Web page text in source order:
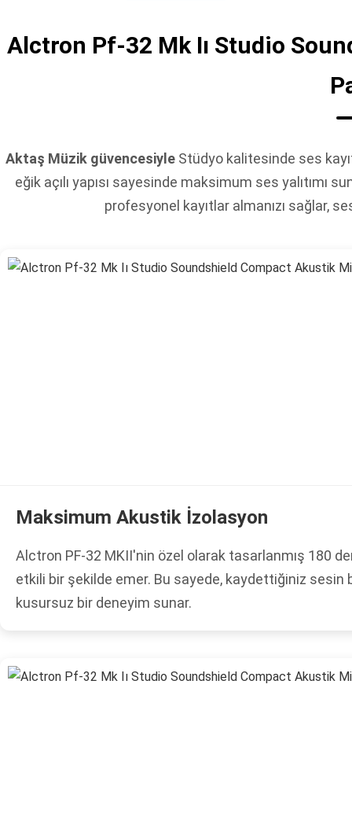
Alctron Pf-32 Mk Iı Studio
Aktaş Müzik güvencesiyle Stüdyo kalitesinde ses
eğik açılı yapısı sayesinde maksimum ses yalıtımı
profesyonel kayıtlar almanızı sağlar,
Maksimum Akustik İzolasyon
Alctron PF-32 MKII'nin özel olarak tasarlanmış 180
etkili bir şekilde emer. Bu sayede, kaydettiğiniz sesin
kusursuz bir deneyim sunar.